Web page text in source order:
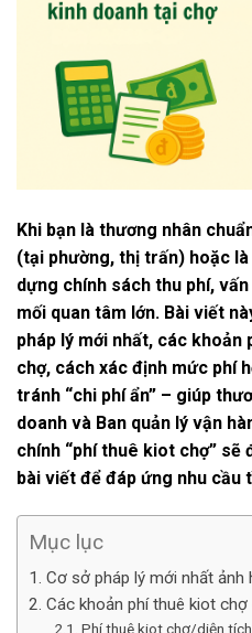
Khi bạn là thương nhân
(tại phường, thị trấn) hoặc
dựng chính sách thu phí,
mối quan tâm lớn. Bài viết
pháp lý mới nhất, các
chợ, cách xác định mức phí
tránh “chi phí ẩn” – giúp
doanh và Ban quản lý vận
chính “phí thuê kiot chợ”
bài viết để đáp ứng nhu cầu
Mục lục
1. Cơ sở pháp lý mới nhất
2. Các khoản phí thuê kiot chợ
2.1. Phí thuê kiot chợ/diện